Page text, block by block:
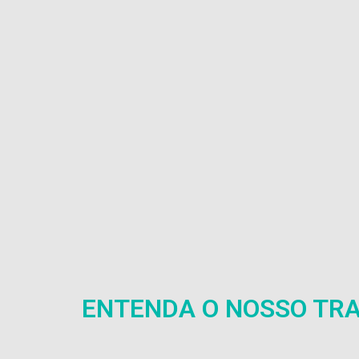
ENTENDA O NOSSO